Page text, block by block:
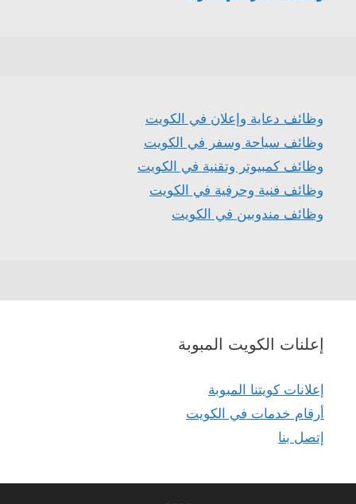
وظائف دعاية وإعلان في الكويت
وظائف سياحة وسفر في الكويت
وظائف كمبيوتر وتقنية في الكويت
وظائف فنية وحرفية في الكويت
وظائف مندوبين في الكويت
إعلنات الكويت المبوبة
إعلانات كويتنا المبوبة
أرقام خدمات في الكويت
إتصل بنا